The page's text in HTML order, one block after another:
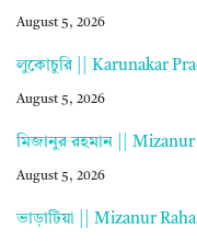
August 5, 2026
লুকোচুরি || Karunakar
August 5, 2026
মিজানুর রহমান || Mizanur
August 5, 2026
ভাড়াটিয়া || Mizanur